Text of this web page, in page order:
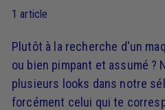
1 article
Plutôt à la recherche d'un
ou bien pimpant et assumé ?
plusieurs looks dans notre
forcément celui qui te